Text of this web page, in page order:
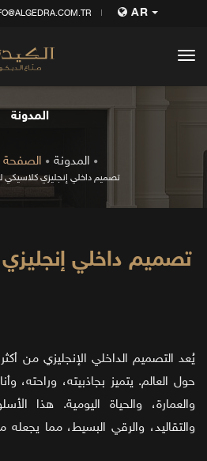
AR
المدونة
الصفحة المدونة
تصميم داخلي إنجليزي كلاسيكي
تصميم داخلي
يُعد التصميم الداخلي الإنجليزي من
حول العالم. يتميز بجاذبيته، وراحته،
والعمارة، والحياة اليومية. هذا
والتقاليد، والرقي البسيط، مما